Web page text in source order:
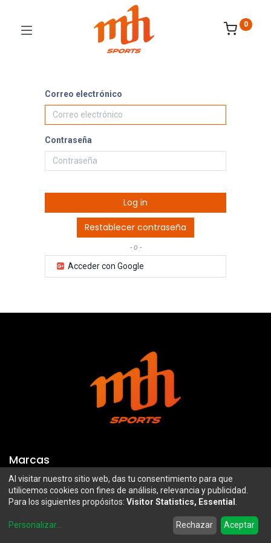
Wishlist Account
0
Correo electrónico
Contraseña
Log in
Restablecer contraseña
- o -
Acceder con Google
Marcas
Troy Lee Designs
100%
Airoh
Mazawi
SIDI
Al visitar nuestro sitio web, das tu consentimiento para que
utilicemos cookies con fines de análisis, relevancia y publicidad.
Para los siguientes propósitos: Visitor Statistics, Essential
Personalizar... Rechazar Aceptar